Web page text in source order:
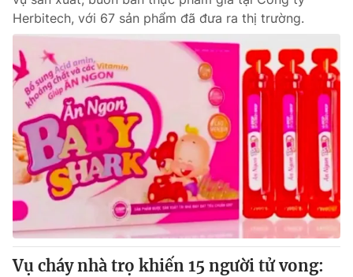
Liên hệ quảng cáo:024-7300.7108
® Cấm sao chép dưới mọi hình thức nếu không có sự chấp
thuận bằng văn bản. Ghi rõ nguồn VTV.vn khi phát hành lại
thông tin từ website này.
Herbitech, với 67 sản phẩm đã đưa ra thị trường.
Vụ cháy nhà trọ khiến 15 người tử vong: